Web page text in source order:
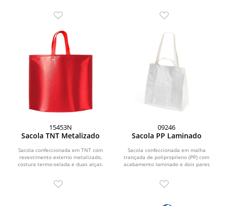
15453N
Sacola TNT Metalizado
Sacola confeccionada em TNT com
revestimento externo metalizado,
costura termo-selada e duas alças.
09246
Sacola PP Laminado
Sacola confeccionada em malha
trançada de polipropileno (PP) com
acabamento laminado e dois pares